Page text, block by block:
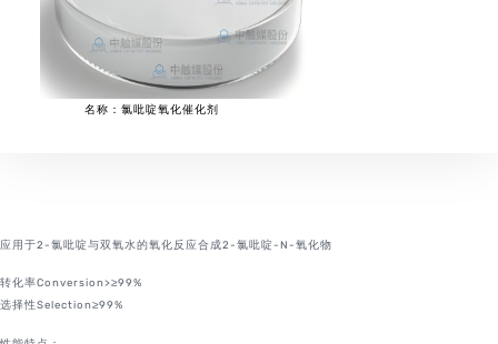
名称：氯吡啶氧化催化剂
应用于2-氯吡啶与双氧水的氧化反应合成2-氯吡啶-N-氧化物
转化率Conversion>≥99%
选择性Selection≥99%